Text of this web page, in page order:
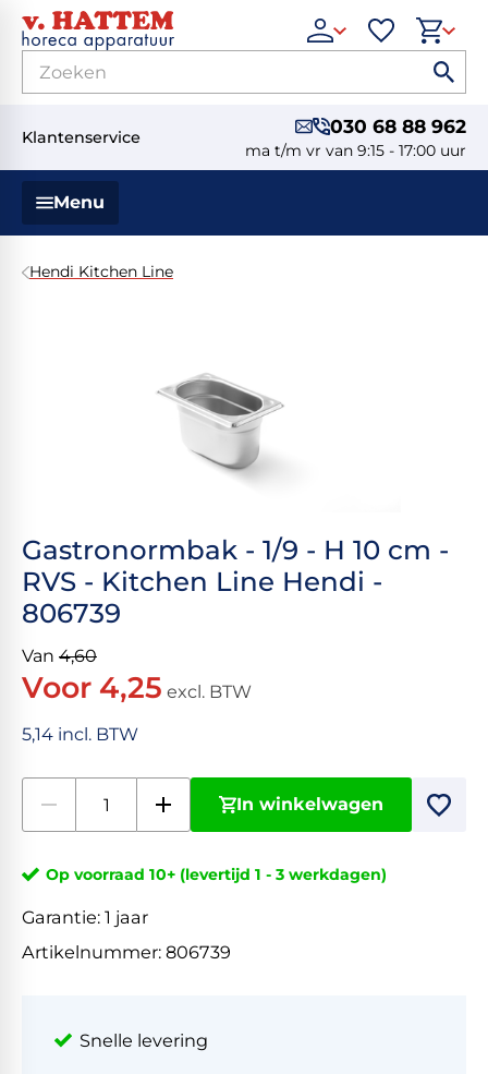
Klantenservice 030 68 88 962
ma t/m vr van 9:15 - 17:00 uur
Menu
Hendi Kitchen Line
Gastronormbak - 1/9 - H 10 cm -
RVS - Kitchen Line Hendi -
806739
Van 4,60
Voor 4,25 excl. BTW
5,14 incl. BTW
In winkelwagen
Op voorraad 10+ (levertijd 1 - 3 werkdagen)
Garantie: 1 jaar
Artikelnummer: 806739
Snelle levering